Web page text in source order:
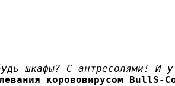
шкафы? С антресолями! И
корововирусом BullS-